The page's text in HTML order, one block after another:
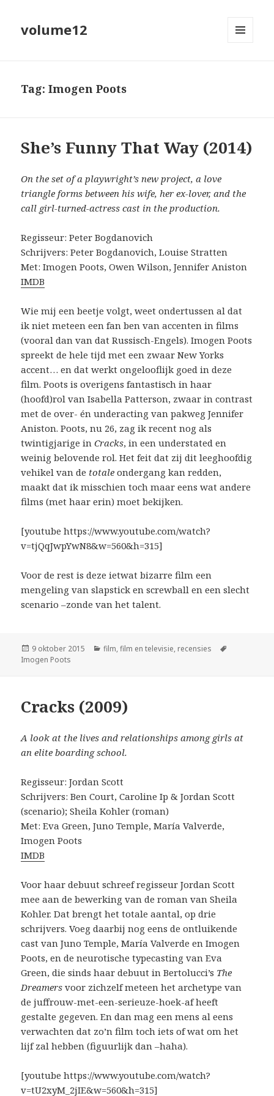
volume12
Tag:Imogen Poots
She’s Funny That Way (2014)
On the set of a playwright’s new project, a love
triangle forms between his wife, her ex-lover, and the
call girl-turned-actress cast in the production.
Regisseur: Peter Bogdanovich
Schrijvers: Peter Bogdanovich, Louise Stratten
Met: Imogen Poots, Owen Wilson, Jennifer Aniston
IMDB
Wie mij een beetje volgt, weet ondertussen al dat
ik niet meteen een fan ben van accenten in films
(vooral dan van dat Russisch-Engels). Imogen Poots
spreekt de hele tijd met een zwaar New Yorks
accent… en dat werkt ongelooflijk goed in deze
film. Poots is overigens fantastisch in haar
(hoofd)rol van Isabella Patterson, zwaar in contrast
met de over- én underacting van pakweg Jennifer
Aniston. Poots, nu 26, zag ik recent nog als
twintigjarige inCracks, in een understated en
weinig belovende rol. Het feit dat zij dit leeghoofdig
vehikel van de totale ondergang kan redden,
maakt dat ik misschien toch maar eens wat andere
films (met haar erin) moet bekijken.
[youtube https://www.youtube.com/watch?
v=tjQqJwpYwN8&w=560&h=315]
Voor de rest is deze ietwat bizarre film een
mengeling van slapstick en screwball en een slecht
scenario –zonde van het talent.
Geplaatst
op
9 oktober 2015 Categorieën
film,film en televisie, recensies
Imogen Poots
Cracks (2009)
A look at the lives and relationships among girls at
an elite boarding school.
Regisseur: Jordan Scott
Schrijvers: Ben Court, Caroline Ip & Jordan Scott
(scenario); Sheila Kohler (roman)
Met: Eva Green, Juno Temple, María Valverde,
Imogen Poots
IMDB
Voor haar debuut schreef regisseur Jordan Scott
mee aan de bewerking van de roman van Sheila
Kohler. Dat brengt het totale aantal, op drie
schrijvers. Voeg daarbij nog eens de ontluikende
cast van Juno Temple, María Valverde en Imogen
Poots, en de neurotische typecasting van Eva
Green, die sinds haar debuut in Bertolucci’s The
Dreamers voor zichzelf meteen het archetype van
de juffrouw-met-een-serieuze-hoek-af heeft
gestalte gegeven. En dan mag een mens al eens
verwachten dat zo’n film toch iets of wat om het
lijf zal hebben (figuurlijk dan –haha).
[youtube https://www.youtube.com/watch?
v=tU2xyM_2jIE&w=560&h=315]